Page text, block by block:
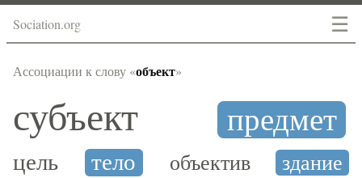
☰
Sociation.org
Ассоциации к слову «объект»
субъект предмет
цель тело объектив
здание